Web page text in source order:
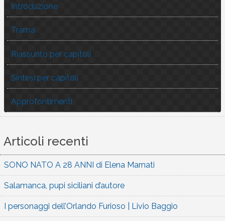
Introduzione
Trama
Riassunto per capitoli
Sintesi per capitoli
Approfontimenti
Articoli recenti
SONO NATO A 28 ANNI di Elena Marnati
Salamanca, pupi siciliani d’autore
I personaggi dell’Orlando Furioso | Livio Baggio